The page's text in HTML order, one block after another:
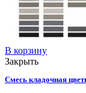
В корзину
Закрыть
Смесь кладочная